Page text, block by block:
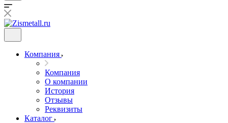
Компания
Компания
О компании
История
Отзывы
Реквизиты
Каталог